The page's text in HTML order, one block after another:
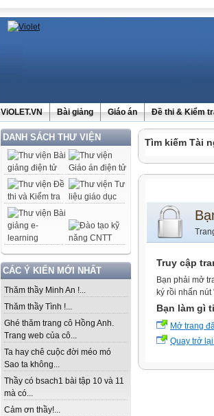
ViOLET.VN Bài giảng Giáo án Đề thi & Kiểm
DANH SÁCH THƯ VIỆN
CÁC Ý KIẾN MỚI NHẤT
Thăm thầy Minh An !...
Thăm thầy Tình !...
Ghé thăm trang cô Hồng Anh.
Trang web của cô...
Ta hay chê cuộc đời méo mó
Sao ta không...
Thầy có bsach1 bài tập 10 và 11
mà có...
Cảm ơn thầy!...
Tìm kiếm Tài
Truy cập
Bạn phải mở
ký rồi nhấn
Bạn làm gì
Mở trang
Quay trở